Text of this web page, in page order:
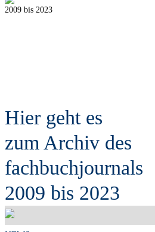
2009 bis 2023
Hier geht es
zum Archiv des
fachbuchjournals
2009 bis 2023